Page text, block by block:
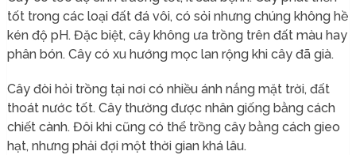
tốt trong các loại đất đá vôi, có sỏi nhưng chúng không hề
kén độ pH. Đặc biệt, cây không ưa trồng trên đất màu hay
phân bón. Cây có xu hướng mọc lan rộng khi cây đã già.
Cây đòi hỏi trồng tại nơi có nhiều ánh nắng mặt trời, đất
thoát nước tốt. Cây thường được nhân giống bằng cách
chiết cành. Đôi khi cũng có thể trồng cây bằng cách gieo
hạt, nhưng phải đợi một thời gian khá lâu.